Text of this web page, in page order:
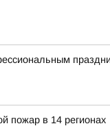
пожар в 14 регионах